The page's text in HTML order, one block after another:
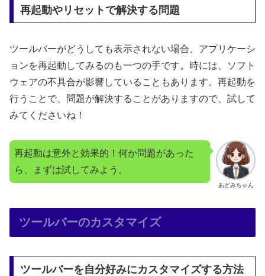
再起動やリセットで解決する問題
ツールバーがどうしても表示されない場合、アプリケーシ
ョンを再起動してみるのも一つの手です。時には、ソフト
ウェアの不具合が影響していることもあります。再起動を
行うことで、問題が解決することがありますので、試して
みてくださいね！
あどみちゃん
再起動は意外と効果的！何か問題があった
ら、まずは試してみよう。
ツールバーのカスタマイズ
ツールバーを自分好みにカスタマイズする方法